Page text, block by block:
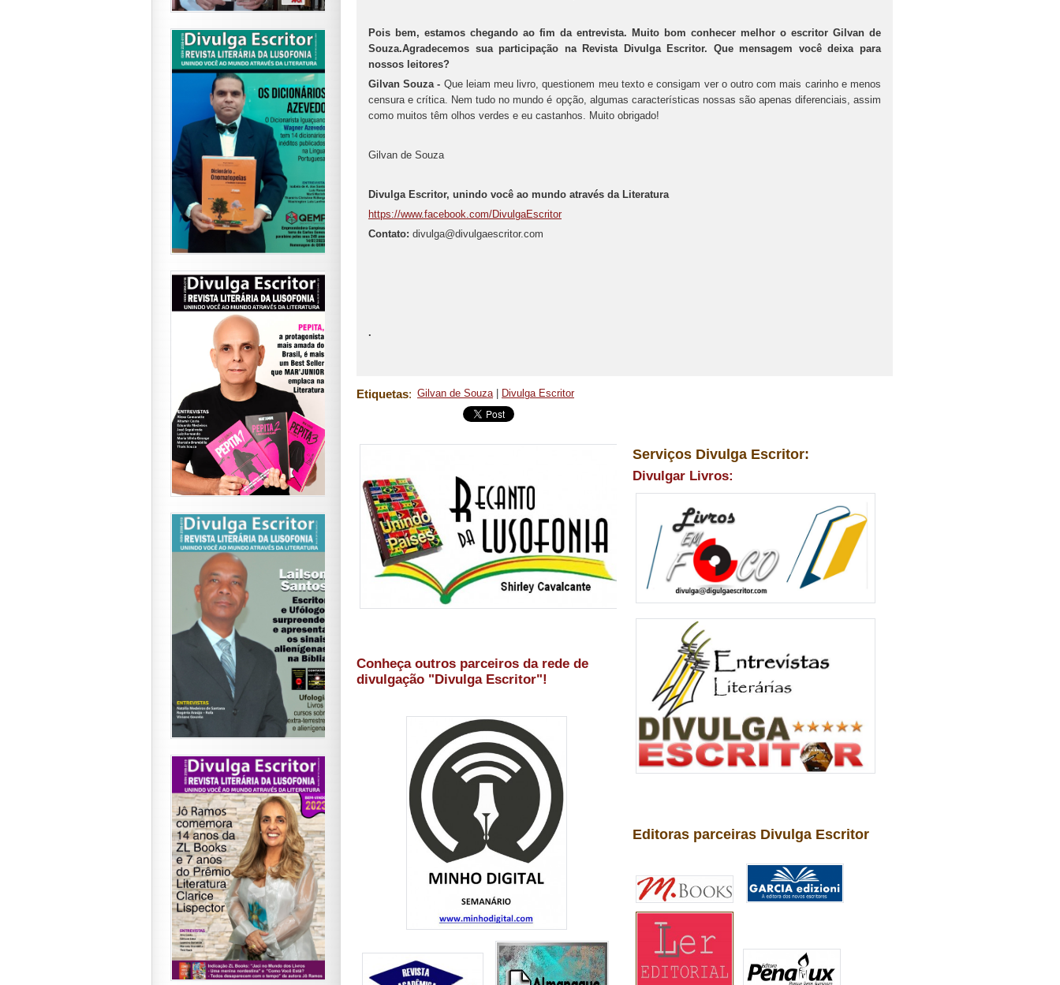
Pois bem, estamos chegando ao fim da entrevista. Muito bom conhecer melhor o escritor Gilvan de
Souza.Agradecemos sua participação na Revista Divulga Escritor. Que mensagem você deixa para
nossos leitores?
Gilvan Souza - Que leiam meu livro, questionem meu texto e consigam ver o outro com mais carinho e menos
censura e crítica. Nem tudo no mundo é opção, algumas características nossas são apenas diferenciais, assim
como muitos têm olhos verdes e eu castanhos. Muito obrigado!
Gilvan de Souza
Divulga Escritor, unindo você ao mundo através da Literatura
https://www.facebook.com/DivulgaEscritor
Contato: divulga@divulgaescritor.com
.
Etiquetas: Gilvan de Souza Divulga Escritor
Conheça outros parceiros da rede de
divulgação "Divulga Escritor"!
Serviços Divulga Escritor:
Divulgar Livros:
Editoras parceiras Divulga Escritor